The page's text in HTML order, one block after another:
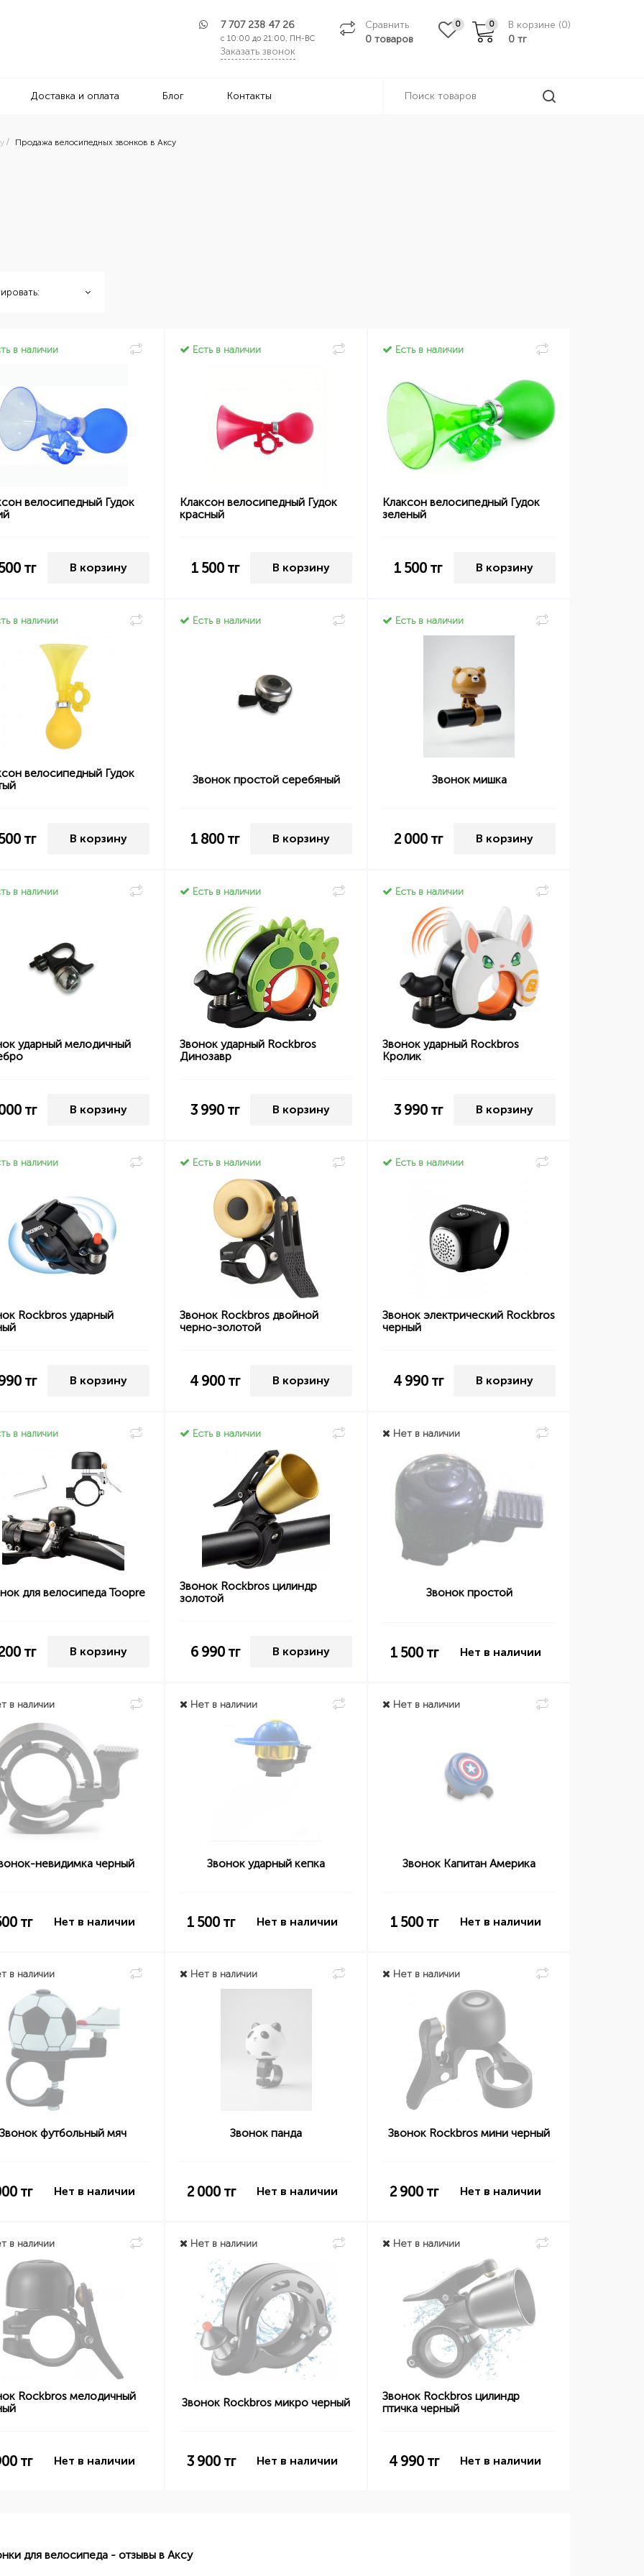
7 707 238 47 26
с 10:00 до 21:00, ПН-ВС
Заказать звонок
Сравнить
0 товаров
0 0 В корзине (0)
0 тг
Доставка и оплата Блог Контакты
Продажа велосипедных звонков в Аксу
в наличии
велосипедный Гудок
тг В корзину
Есть в наличии
Клаксон велосипедный Гудок
красный
1 500тг В корзину
Есть в наличии
Клаксон велосипедный Гудок
зеленый
1 500 тг В корзину
в наличии
велосипедный Гудок
тг В корзину
Есть в наличии
Звонок простой серебяный
1 800 тг В корзину
Есть в наличии
Звонок мишка
2 000тг В корзину
в наличии
ударный мелодичный
тг В корзину
Есть в наличии
Звонок ударный Rockbros
Динозавр
3 990 тг В корзину
Есть в наличии
Звонок ударный Rockbros
Кролик
3 990тг В корзину
в наличии
Rockbros ударный
тг В корзину
Есть в наличии
Звонок Rockbros двойной
черно-золотой
4 900 тг В корзину
Есть в наличии
Звонок электрический Rockbros
черный
4 990тг В корзину
в наличии
для велосипеда Toopre
тг В корзину
Есть в наличии
Звонок Rockbros цилиндр
золотой
6 990тг В корзину
Нет в наличии
Звонок простой
1 500тг Нет в наличии
в наличии
невидимка черный
тг Нет в наличии
Нет в наличии
Звонок ударный кепка
1 500 тг Нет в наличии
Нет в наличии
Звонок Капитан Америка
1 500тг Нет в наличии
в наличии
Звонок футбольный мяч
тг Нет в наличии
Нет в наличии
Звонок панда
2 000тг Нет в наличии
Нет в наличии
Звонок Rockbros мини черный
2 900 тг Нет в наличии
в наличии
Rockbros мелодичный
тг Нет в наличии
Нет в наличии
Звонок Rockbros микро черный
3 900тг Нет в наличии
Нет в наличии
Звонок Rockbros цилиндр
птичка черный
4 990 тг Нет в наличии
для велосипеда - отзывы в Аксу